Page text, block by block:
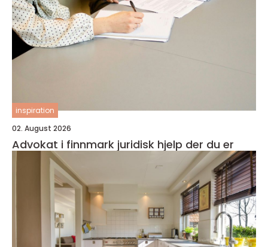
inspiration
02. August 2026
Advokat i finnmark juridisk hjelp der du er